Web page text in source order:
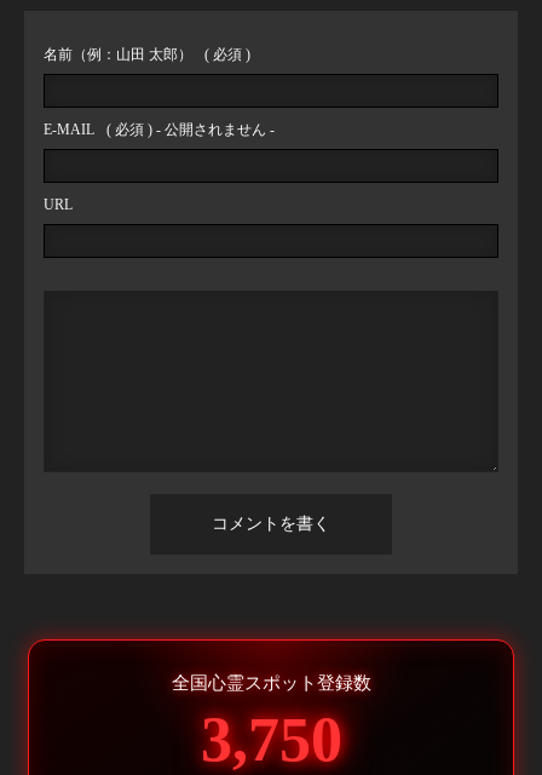
名前（例：山田 太郎） ( 必須 )
E-MAIL ( 必須 ) - 公開されません -
URL
全国心霊スポット登録数
3,750